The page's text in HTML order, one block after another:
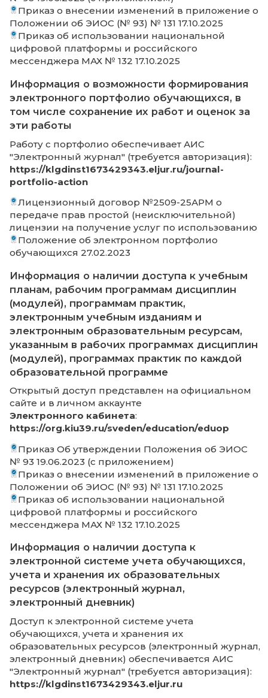
Приказ Об утверждении Положения об
№ 93 19.06.2023 (с приложением)
Приказ о внесении изменений в
Положении об ЭИОС (№ 93) № 131 17.10.2025
Приказ об использовании национальной
цифровой платформы и российского
мессенджера МАХ № 132 17.10.2025
Информация о возможности
педагогических работников с
обучающимися (личные кабинеты
обучающихся и преподавателей) в
электронной информационно-
образовательной среде
Доступ к электронной системе обучения,
обеспечивающей взаимодействие
педагогических работников с
обеспечиваетсяАИС "Электронный
(требуется авторизация):
https://cab.kiu39.ru/institute
Приказ Об утверждении Положения об
№ 93 19.06.2023 (с приложением)
Приказ о внесении изменений в
Положении об ЭИОС (№ 93) № 131 17.10.2025
Приказ об использовании национальной
цифровой платформы и российского
мессенджера МАХ № 132 17.10.2025
Информация о наличии доступа к
электронному расписанию
Открытый доступ обеспечивается на
официальном сайте и в личном аккаунте
Электронного кабинета:
https://kiu39.ru/students-kiu/timetable
Дополнительно расписание ведется в
"Электронный журнал" (требуется
https://klgdinst1673429343.eljur.ru/journal-
schedule-action
Лицензионный договор №2509-25АРМ о
передаче прав простой
лицензии на получение услуг по
Приказ Об утверждении Положения об
№ 93 19.06.2023 (с приложением)